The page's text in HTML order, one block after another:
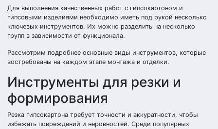
Для выполнения качественных работ с гипсокартоном и
гипсовыми изделиями необходимо иметь под рукой несколько
ключевых инструментов. Их можно разделить на несколько
групп в зависимости от функционала.
Рассмотрим подробнее основные виды инструментов, которые
востребованы на каждом этапе монтажа и отделки.
Инструменты для резки и
формирования
Резка гипсокартона требует точности и аккуратности, чтобы
избежать повреждений и неровностей. Среди популярных